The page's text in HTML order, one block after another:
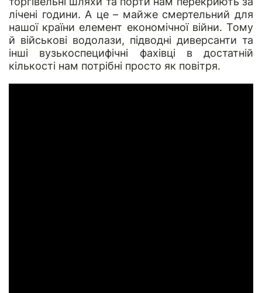
лічені години. А це – майже смертельний для
нашої країни елемент економічної війни. Тому
й військові водолази, підводні диверсанти та
інші вузькоспецифічні фахівці в достатній
кількості нам потрібні просто як повітря.